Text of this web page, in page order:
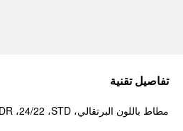
تفاصيل تقنية
مطاط باللون البرتقالي، ‏STD، ‏24/22، ‏BDR